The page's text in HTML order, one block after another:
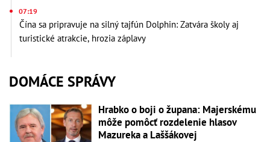
07:19
Čína sa pripravuje na silný tajfún Dolphin: Zatvára školy aj
turistické atrakcie, hrozia záplavy
DOMÁCE SPRÁVY
Hrabko o boji o župana: Majerskému
môže pomôcť rozdelenie hlasov
Mazureka a Laššákovej